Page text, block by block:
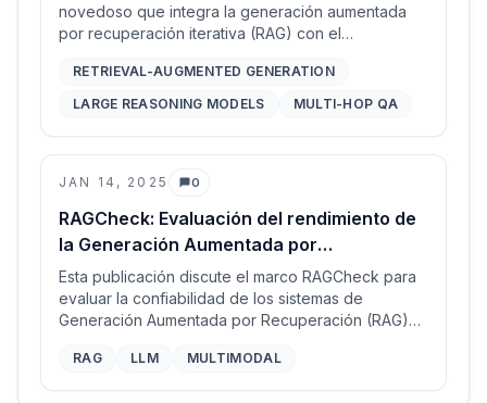
novedoso que integra la generación aumentada
por recuperación iterativa (RAG) con el
mejorar la exactitud y la robustez de los Large
Reasoning Models (LRM) en tareas de respuesta a
RETRIEVAL-AUGMENTED GENERATION
LARGE REASONING MODELS
MULTI-HOP QA
JAN 14, 2025 0
Comentarios
RAGCheck: Evaluación del rendimiento de
la Generación Aumentada por
Recuperación multimodal
Esta publicación discute el marco RAGCheck para
evaluar la confiabilidad de los sistemas de
Generación Aumentada por Recuperación (RAG)
relevancia y corrección para mitigar las
RAG LLM MULTIMODAL